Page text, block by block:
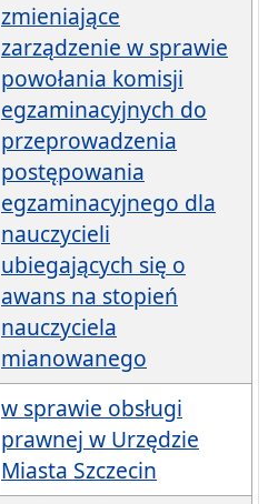
zmieniające
zarządzenie w sprawie
powołania komisji
egzaminacyjnych do
przeprowadzenia
postępowania
egzaminacyjnego dla
nauczycieli
ubiegających się o
awans na stopień
nauczyciela
mianowanego
w sprawie obsługi
prawnej w Urzędzie
Miasta Szczecin